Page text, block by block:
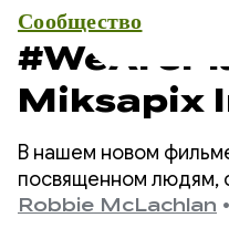
Сообщество
Miksapix
знакомит
миру с
мифологией
В нашем новом
посвященном людям,
и играми в Google
Robbie McLachlan •